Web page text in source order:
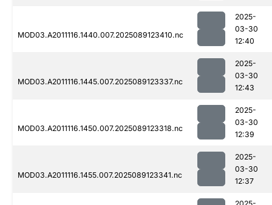
MOD03.A2011116.1440.007.2025089123410.nc
2025-
03-30
12:40
MOD03.A2011116.1445.007.2025089123337.nc
2025-
03-30
12:43
MOD03.A2011116.1450.007.2025089123318.nc
2025-
03-30
12:39
MOD03.A2011116.1455.007.2025089123341.nc
2025-
03-30
12:37